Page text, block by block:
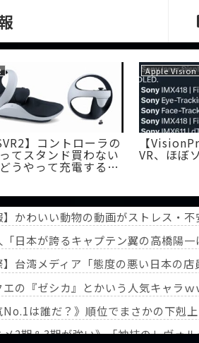
】コントローラの
てスタンド買わない
うやって充電する
Apple Vision
【
VR、ほぼ
】かわいい動物の動画がストレス・
日本が誇るキャプテン翼の高橋陽一
】台湾メディア「態度の悪い日本の店
エの『ゼシカ』とかいう人気キャラｗ
No.1は誰だ？》順位でまさかの下剋
2期＆3期が強い》「神技のレヴォ